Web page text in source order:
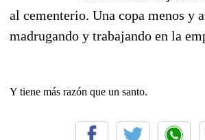
al cementerio. Una copa menos y
madrugando y trabajando en la
Y tiene más razón que un santo.